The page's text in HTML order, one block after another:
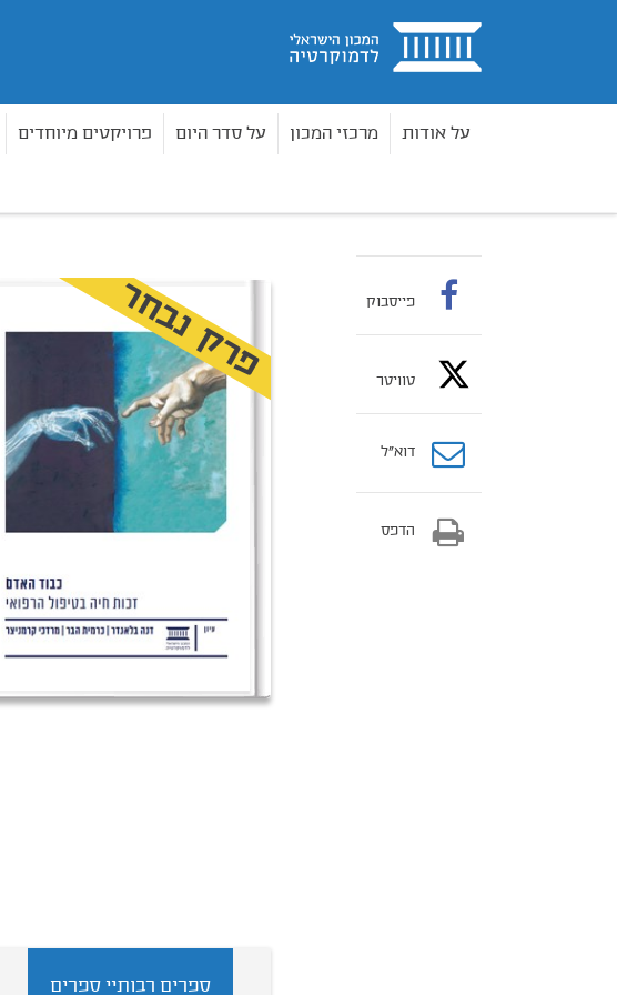
בית
על אודות מרכזי המכון על סדר היום פרויקטים מיוחדים
פרק נבחר
ספרים רבותיי ספרים
פייסבוק
טוויטר
דוא”ל
הדפס